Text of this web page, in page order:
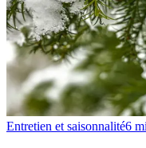
Entretien et saisonnalité6